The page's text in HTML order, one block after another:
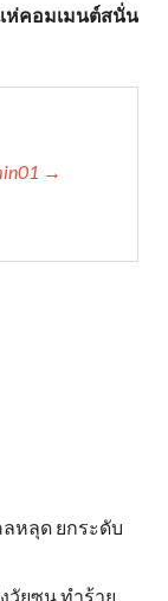
ห่คอมเมนต์สนั่น
→
หลุด ยกระดับ
วัยซน ทำร้าย